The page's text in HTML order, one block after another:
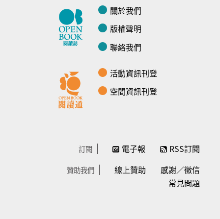
關於我們
版權聲明
聯絡我們
活動資訊刊登
空間資訊刊登
訂閱 電子報 RSS訂閱
贊助我們 線上贊助
感謝／徵信
常見問題